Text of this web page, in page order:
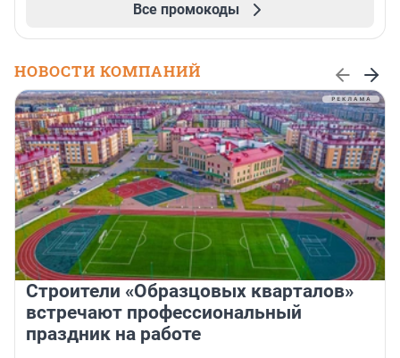
Все промокоды
НОВОСТИ КОМПАНИЙ
Строители «Образцовых кварталов»
встречают профессиональный
праздник на работе